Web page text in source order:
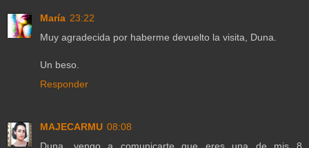
María 23:22
Muy agradecida por haberme devuelto la visita, Duna.
Un beso.
Responder
MAJECARMU 08:08
Duna, vengo a comunicarte que eres una de mis 8